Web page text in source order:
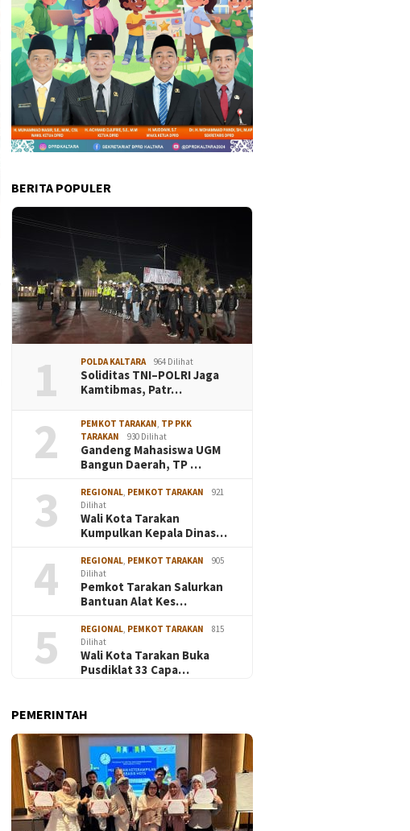
BERITA POPULER
1 POLDA KALTARA 964 Dilihat
Soliditas TNI–POLRI Jaga
Kamtibmas, Patr…
2 PEMKOT TARAKAN TP PKK
TARAKAN
930 Dilihat
Gandeng Mahasiswa UGM
Bangun Daerah, TP …
3 REGIONAL PEMKOT TARAKAN
921
Dilihat
Wali Kota Tarakan
Kumpulkan Kepala Dinas…
4 REGIONAL PEMKOT TARAKAN
905
Dilihat
Pemkot Tarakan Salurkan
Bantuan Alat Kes…
5 REGIONAL PEMKOT TARAKAN
815
Dilihat
Wali Kota Tarakan Buka
Pusdiklat 33 Capa…
PEMERINTAH